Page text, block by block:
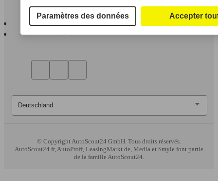
AutoScout24 pour iOS
© Copyright AutoScout24 GmbH. Tous droits réservés.
AutoScout24.fr, AutoProff, LeasingMarkt.de, Media et Smyle font partie
de la famille AutoScout24.
Paramètres des données Accepter